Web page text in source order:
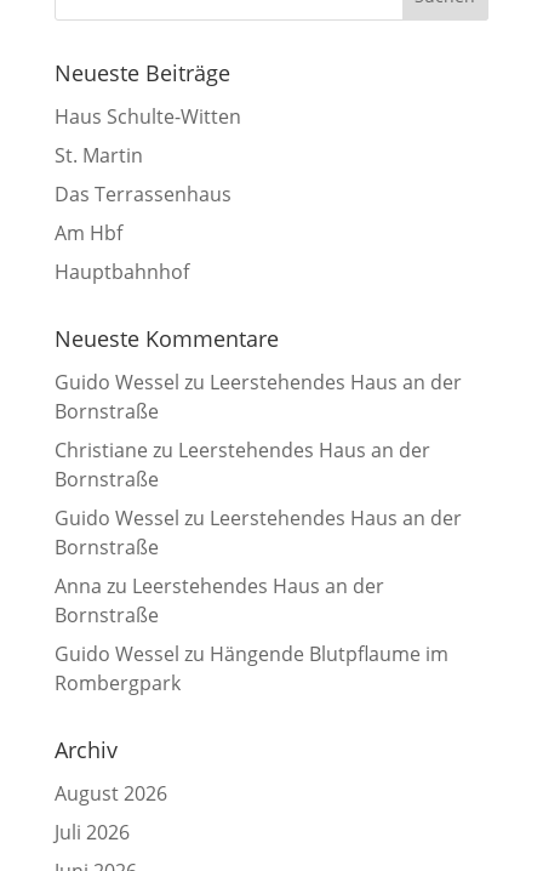
Neueste Beiträge
Haus Schulte-Witten
St. Martin
Das Terrassenhaus
Am Hbf
Hauptbahnhof
Neueste Kommentare
Guido Wessel zu Leerstehendes Haus an der
Bornstraße
Christiane zu Leerstehendes Haus an der
Bornstraße
Guido Wessel zu Leerstehendes Haus an der
Bornstraße
Anna zu Leerstehendes Haus an der
Bornstraße
Guido Wessel zu Hängende Blutpflaume im
Rombergpark
Archiv
August 2026
Juli 2026